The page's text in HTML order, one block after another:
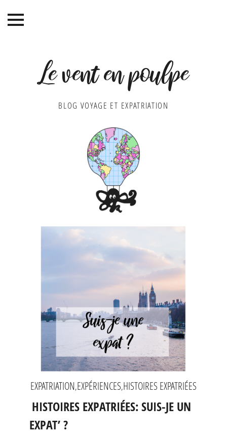
Le vent en poulpe
BLOG VOYAGE ET EXPATRIATION
EXPATRIATION,EXPÉRIENCES,HISTOIRES EXPATRIÉES
HISTOIRES EXPATRIÉES: SUIS-JE UN
EXPAT’ ?